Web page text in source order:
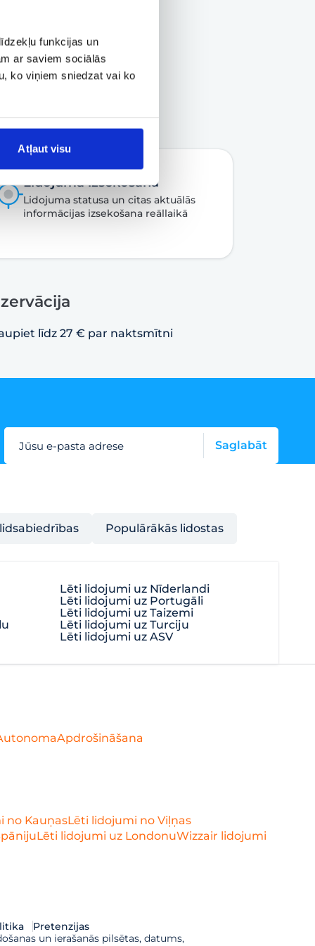
funkcijas un
ar saviem sociālās
ko viņiem sniedzat vai ko
Atļaut visu
Lidojuma izsekošana
Lidojuma statusa un citas aktuālās
informācijas izsekošana reāllaikā
līdz 27 € par naktsmītni
Jūsu e-pasta adrese Saglabāt
Populārākās lidostas
Lēti lidojumi uz Nīderlandi
Lēti lidojumi uz Portugāli
Lēti lidojumi uz Taizemi
Lēti lidojumi uz Turciju
Lēti lidojumi uz ASV
Apdrošināšana
no KauņasLēti lidojumi no Viļņas
Lēti lidojumi uz LondonuWizzair lidojumi
Pretenzijas
un ierašanās pilsētas, datums,